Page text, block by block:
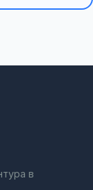
в